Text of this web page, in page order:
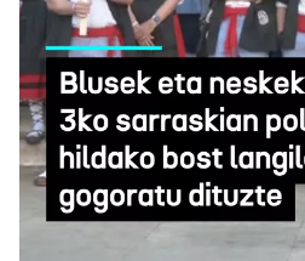
Martxoaren 3ko biktimak
jantzi dituzte blusek eta